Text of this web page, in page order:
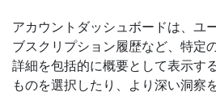
アカウントダッシュボードは、ユ
ブスクリプション履歴など、特定
詳細を包括的に概要として表示す
ものを選択したり、より深い洞察